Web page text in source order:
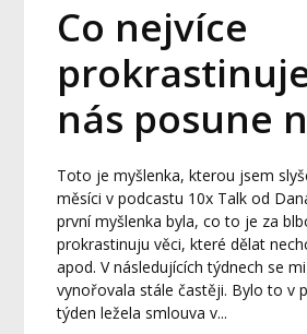
Co nejvíce
nás posune
Toto je myšlenka, kterou jsem
měsíci v podcastu 10x Talk od
první myšlenka byla, co to je za
prokrastinuju věci, které dělat
apod. V následujících týdnech se
vynořovala stále častěji. Bylo to v
týden ležela smlouva v...